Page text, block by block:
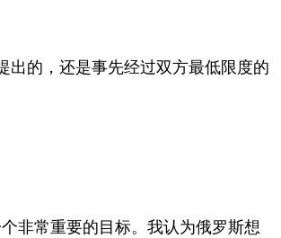
出的，还是事先经过双方最低限度的
非常重要的目标。我认为俄罗斯想